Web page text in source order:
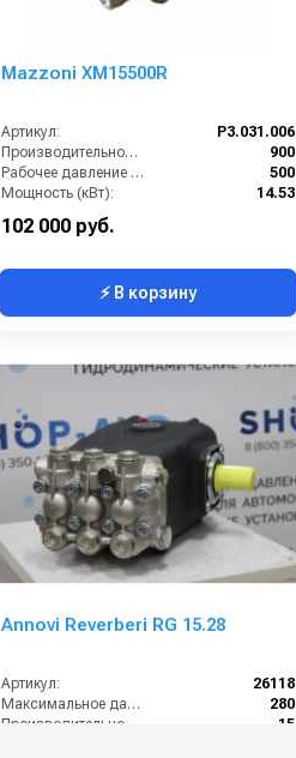
Mazzoni XM15500R
Артикул:
P3.031.006
Производительность (л/ч):
900
Рабочее давление (бар):
500
Мощность (кВт):
14.53
102 000 руб.
⚡ В корзину
Annovi Reverberi RG 15.28
Артикул:
26118
Максимальное давление (бар):
280
Производительность (л/мин):
15